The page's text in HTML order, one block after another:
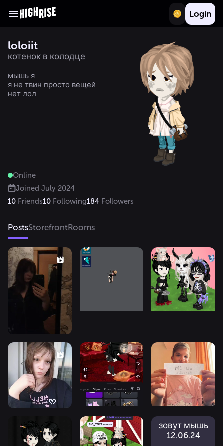
Login
loloiit
котенок в колодце
мышь я
я не твин просто вещей
нет лол
Online
Joined July 2024
10 Friends10 Following184 Followers
PostsStorefrontRooms
зовут мышь
12.06.24